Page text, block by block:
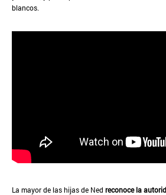
blancos.
La mayor de las hijas de Ned reconoce la